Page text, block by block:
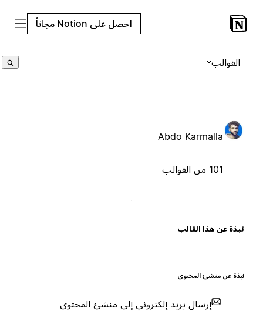
احصل على Notion مجاناً
القوالب
Abdo Karmalla
عن هذا القالب
عن منشئ المحتوى
إرسال بريد إلكتروني إلى منشئ المحتوى